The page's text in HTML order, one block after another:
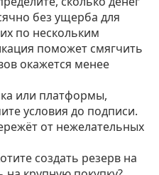
без ущерба для
по нескольким
поможет смягчить
окажется менее
или платформы,
условия до подписи.
от нежелательных
создать резерв на